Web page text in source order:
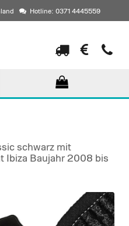
Hotline: 0371 4445559
schwarz mit
Ibiza Baujahr 2008 bis